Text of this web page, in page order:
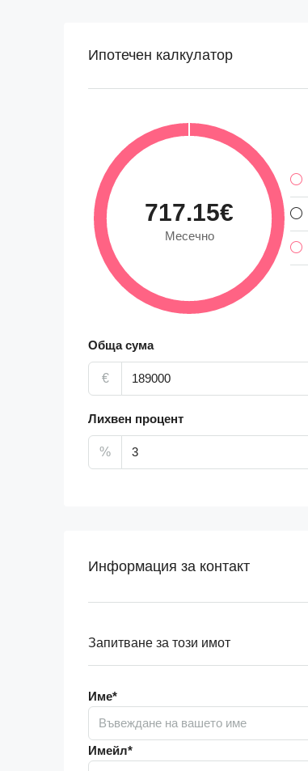
Ипотечен калкулатор
717.15€
Месечно
Обща сума
€
Лихвен процент
%
Информация за контакт
Запитване за този имот
Име*
Имейл*